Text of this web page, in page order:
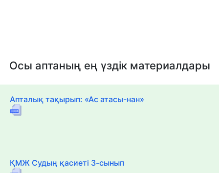
Осы аптаның ең үздік материалдары
Апталық тақырып: «Ас атасы-нан»
ҚМЖ Судың қасиеті 3-сынып